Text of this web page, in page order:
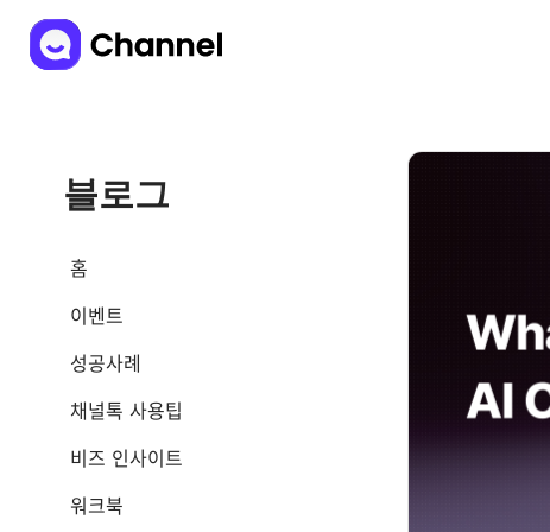
블로그
홈
이벤트
성공사례
채널톡 사용팁
비즈 인사이트
워크북